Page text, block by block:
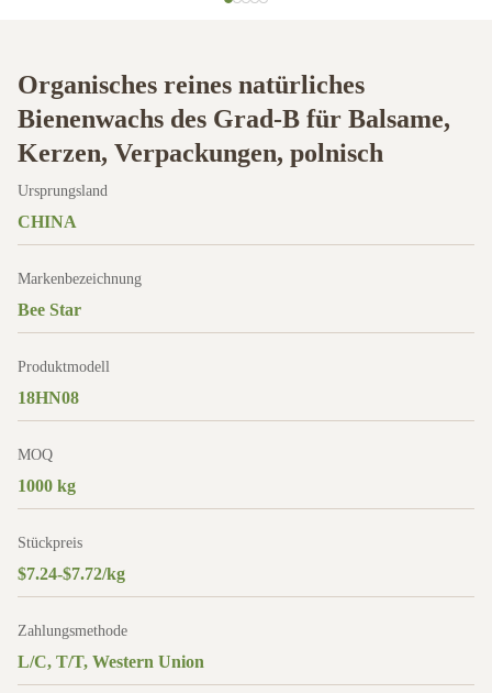
Organisches reines natürliches
Bienenwachs des Grad-B für Balsame,
Kerzen, Verpackungen, polnisch
Ursprungsland
CHINA
Markenbezeichnung
Bee Star
Produktmodell
18HN08
MOQ
1000 kg
Stückpreis
$7.24-$7.72/kg
Zahlungsmethode
L/C, T/T, Western Union